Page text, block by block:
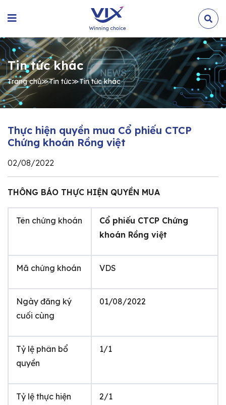
Tin tức khác
Trang chủ≫Tin tức≫Tin tức khác
Thực hiện quyền mua Cổ phiếu CTCP
Chứng khoán Rồng việt
02/08/2022
THÔNG BÁO THỰC HIỆN QUYỀN MUA
Tên chứng khoán
Cổ phiếu CTCP Chứng
khoán Rồng việt
Mã chứng khoán VDS
Ngày đăng ký
cuối cùng
01/08/2022
Tỷ lệ phân bổ
quyền
1/1
Tỷ lệ thực hiện 2/1